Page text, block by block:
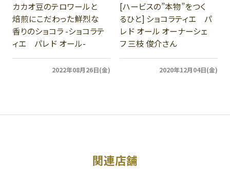
カカオ豆のテロワールと
焙煎にこだわった鮮烈な
香りのショコラ -ショコラテ
ィエ パレ ド オール-
2022年08月26日(金)
[ハービスの”本物”をつく
るひと] ショコラティエ パ
レ ド オール オーナーシェ
フ 三枝 俊介さん
2020年12月04日(金)
関連店舗